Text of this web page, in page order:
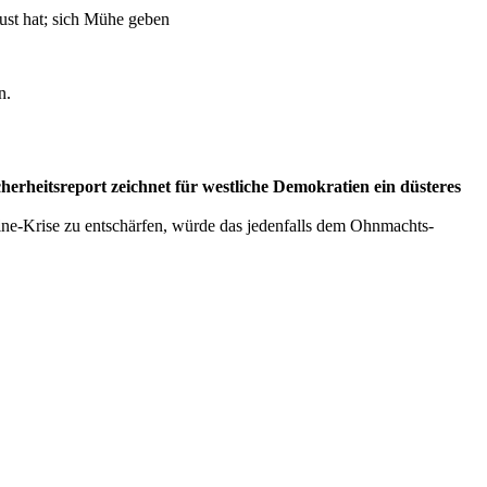
hat; sich Mühe geben
zeichnet für westliche Demokratien ein düsteres
Krise zu entschärfen, würde das jedenfalls dem Ohnmachts-